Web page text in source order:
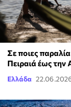
Σε ποιες
Πειραιά έως την
Ελλάδα